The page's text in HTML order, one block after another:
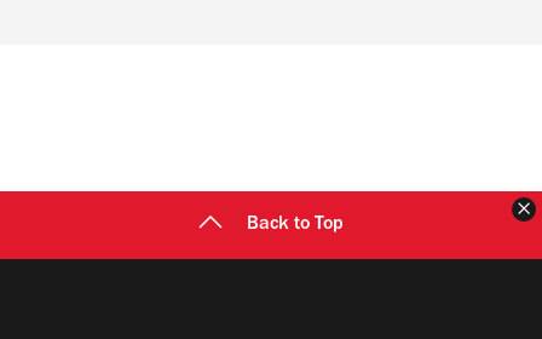
Back to Top